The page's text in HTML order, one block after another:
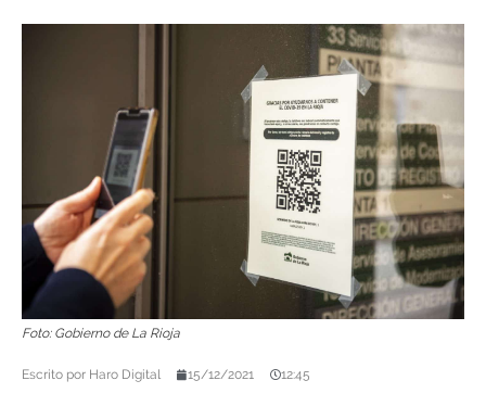
Foto: Gobierno de La Rioja
Escrito por Haro Digital 15/12/2021 12:45